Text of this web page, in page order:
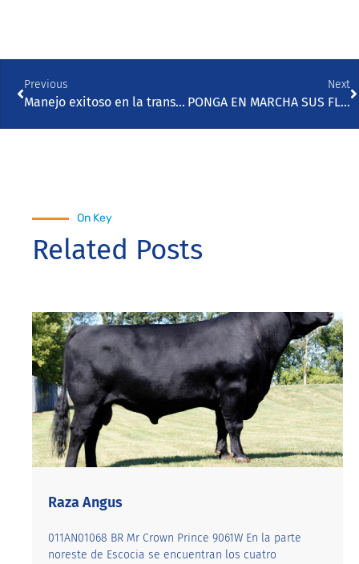
Previous
Manejo exitoso en la transición con datos
Next
PONGA EN MARCHA SUS FLUJOS DE TRABAJO CON LA PLATAFORMA VAS PULSE
On Key
Related Posts
Raza Angus
011AN01068 BR Mr Crown Prince 9061W En la parte
noreste de Escocia se encuentran los cuatro